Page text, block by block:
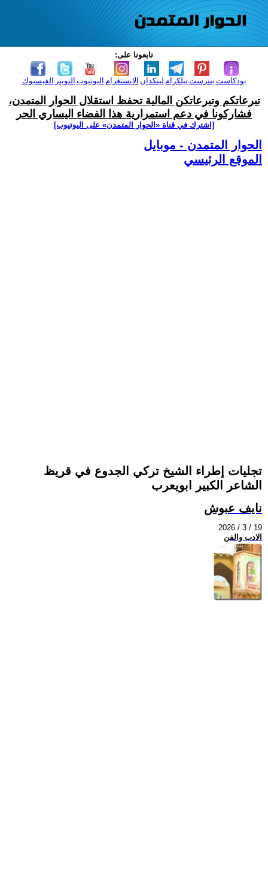
تابعونا على:
الفيسبوك التويتر اليوتيوب الانستغرام لينكدإن تيلكرامبنترست بودكاست
تبرعاتكم وتبرعاتكن المالية تحفظ استقلال الحوار المتمدن،
فشاركونا في دعم استمرارية هذا الفضاء اليساري الحر
[اشترك في قناة ‫«الحوار المتمدن» على اليوتيوب]
الحوار المتمدن - موبايل
الموقع الرئيسي
تجليات إطراء الشيخ تركي الجدوع في قريظ
الشاعر الكبير ابويعرب
نايف عبوش
2026 / 3 / 19
الادب والفن